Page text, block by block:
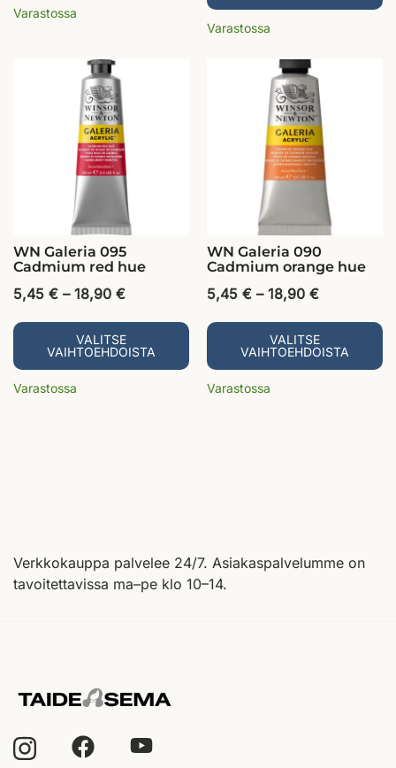
Varastossa
Varastossa
WN Galeria 095
Cadmium red hue
5,45 € – 18,90 €
VALITSE
VAIHTOEHDOISTA
Varastossa
WN Galeria 090
Cadmium orange hue
5,45 € – 18,90 €
VALITSE
VAIHTOEHDOISTA
Varastossa
Verkkokauppa palvelee 24/7. Asiakaspalvelumme on
tavoitettavissa ma–pe klo 10–14.